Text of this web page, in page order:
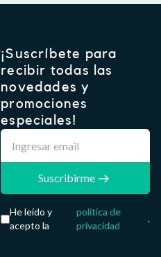
¡Suscríbete para
recibir todas las
novedades y
promociones
especiales!
Suscribirme
He leído y
acepto la
política de
privacidad
.